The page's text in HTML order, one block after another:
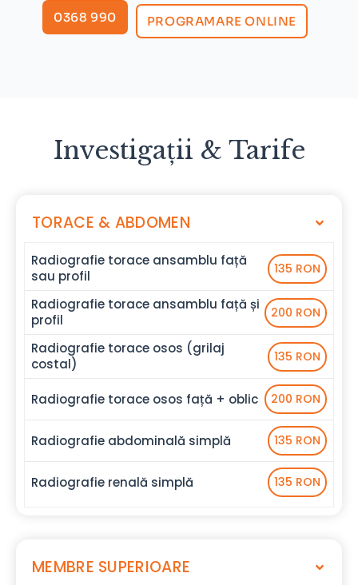
0368 990 PROGRAMARE ONLINE
Investigații & Tarife
TORACE & ABDOMEN
Radiografie torace ansamblu față
sau profil
135 RON
Radiografie torace ansamblu față și
profil
200 RON
Radiografie torace osos (grilaj
costal)
135 RON
Radiografie torace osos față + oblic 200 RON
Radiografie abdominală simplă 135 RON
Radiografie renală simplă 135 RON
MEMBRE SUPERIOARE